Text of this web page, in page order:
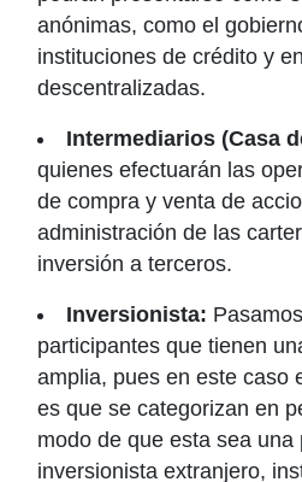
anónimas, como el
instituciones de crédito y
descentralizadas.
Intermediarios (Casa
quienes efectuarán las
de compra y venta de
administración de las
inversión a terceros.
Inversionista:
participantes que tienen
amplia, pues en este caso
es que se categorizan en
modo de que esta sea una
inversionista extranjero,